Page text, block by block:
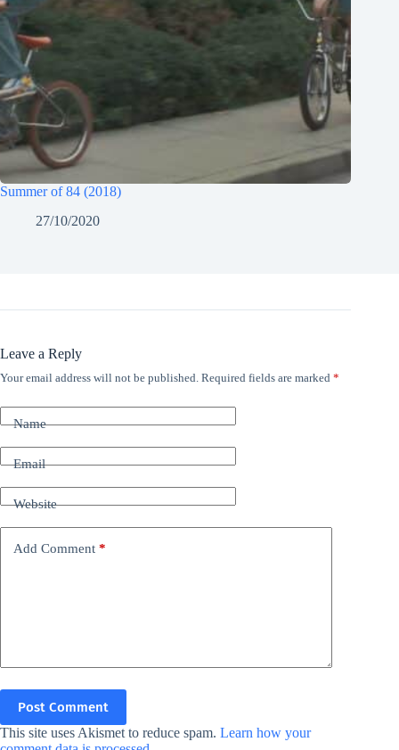
Summer of 84 (2018)
27/10/2020
Leave a Reply
Your email address will not be published. Required fields are marked *
Name
Email
Website
Add Comment *
Post Comment
This site uses Akismet to reduce spam. Learn how your